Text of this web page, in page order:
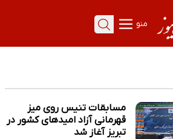
منو
مسابقات تنیس روی میز
قهرمانی آزاد امیدهای کشور در
تبریز آغاز شد